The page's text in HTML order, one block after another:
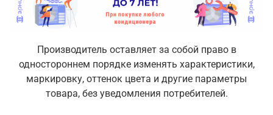
Производитель оставляет за собой право в
одностороннем порядке изменять характеристики,
маркировку, оттенок цвета и другие параметры
товара, без уведомления потребителей.